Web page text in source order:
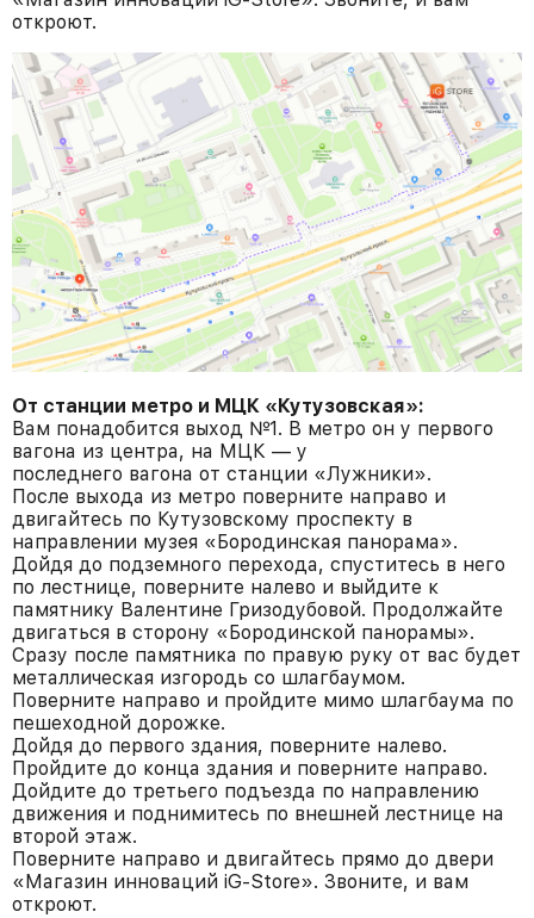
откроют.
От станции метро и МЦК «Кутузовская»:
Вам понадобится выход №1. В метро он у первого
вагона из центра, на МЦК — у
последнего вагона от станции «Лужники».
После выхода из метро поверните направо и
двигайтесь по Кутузовскому проспекту в
направлении музея «Бородинская панорама».
Дойдя до подземного перехода, спуститесь в него
по лестнице, поверните налево и выйдите к
памятнику Валентине Гризодубовой. Продолжайте
двигаться в сторону «Бородинской панорамы».
Сразу после памятника по правую руку от вас будет
металлическая изгородь со шлагбаумом.
Поверните направо и пройдите мимо шлагбаума по
пешеходной дорожке.
Дойдя до первого здания, поверните налево.
Пройдите до конца здания и поверните направо.
Дойдите до третьего подъезда по направлению
движения и поднимитесь по внешней лестнице на
второй этаж.
Поверните направо и двигайтесь прямо до двери
«Магазин инноваций iG-Store». Звоните, и вам
откроют.